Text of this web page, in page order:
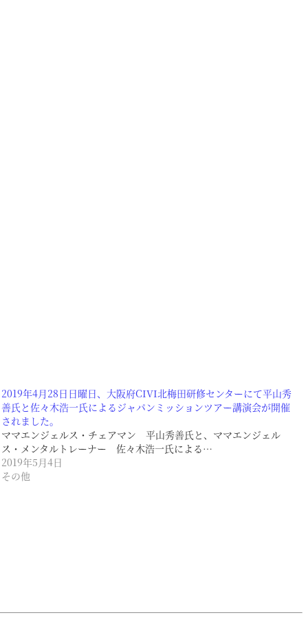
2019年4月28日日曜日、大阪府CIVI北梅田研修センターにて平山秀
善氏と佐々木浩一氏によるジャパンミッションツアー講演会が開催
されました。
ママエンジェルス・チェアマン 平山秀善氏と、ママエンジェル
ス・メンタルトレーナー 佐々木浩一氏による…
2019年5月4日
その他